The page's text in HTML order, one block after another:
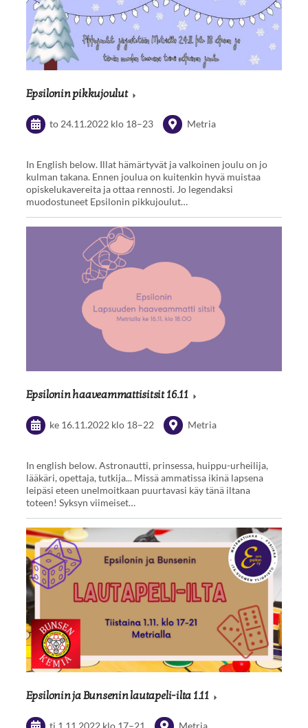
Epsilonin pikkujoulut
to 24.11.2022 klo 18–23 Metria
In English below. Illat hämärtyvät ja valkoinen joulu on jo
kulman takana. Ennen joulua on kuitenkin hyvä muistaa
opiskelukavereita ja ottaa rennosti. Jo legendaksi
muodostuneet Epsilonin pikkujoulut…
Epsilonin haaveammattisitsit 16.11
ke 16.11.2022 klo 18–22 Metria
In english below. Astronautti, prinsessa, huippu-urheilija,
lääkäri, opettaja, tutkija... Missä ammatissa ikinä lapsena
leipäsi eteen unelmoitkaan puurtavasi käy tänä iltana
toteen! Syksyn viimeiset…
Epsilonin ja Bunsenin lautapeli-ilta 1.11